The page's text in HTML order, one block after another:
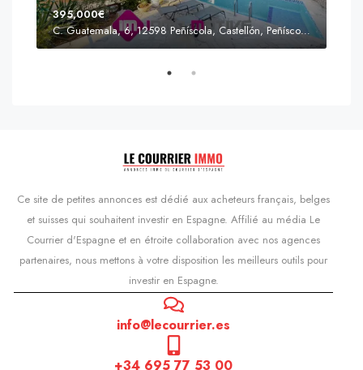
395,000€
C. Guatemala, 6, 12598 Peñíscola, Castellón, Peñíscola, Communauté valencienne
Ce site de petites annonces est dédié aux acheteurs français, belges
et suisses qui souhaitent investir en Espagne. Affilié au média Le
Courrier d'Espagne et en étroite collaboration avec nos agences
partenaires, nous mettons à votre disposition les meilleurs outils pour
investir en Espagne.
info@lecourrier.es
+34 695 77 53 00